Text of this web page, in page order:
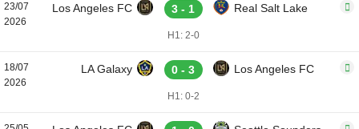
23/07
2026
Los Angeles FC 3 - 1 Real Salt Lake
H1: 2-0
18/07
2026
LA Galaxy 0 - 3 Los Angeles FC
H1: 0-2